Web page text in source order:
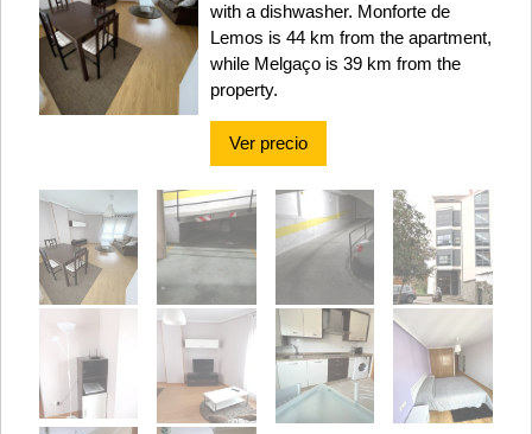
with a dishwasher. Monforte de
Lemos is 44 km from the apartment,
while Melgaço is 39 km from the
property.
Ver precio